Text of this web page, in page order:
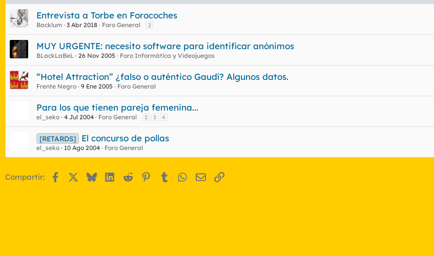
Entrevista a Torbe en Forocoches
Backlum 3 Abr 2018 Foro General 2
MUY URGENTE: necesito software para identificar anónimos
BLackLaBeL 26 Nov 2005 Foro Informática y Videojuegos
“Hotel Attraction” ¿falso o auténtico Gaudí? Algunos datos.
Frente Negro 9 Ene 2005 Foro General
Para los que tienen pareja femenina...
el_seko 4 Jul 2004 Foro General 2 3 4
[RETARDS] El concurso de pollas
el_seko 10 Ago 2004 Foro General
Compartir: FacebookBlueskyLinkedIn
Reddit Pinterest
Tumblr WhatsApp
EmailEnlace